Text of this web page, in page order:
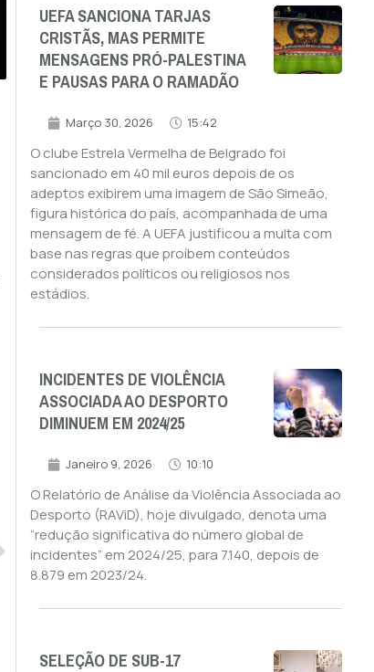
UEFA SANCIONA TARJAS
CRISTÃS, MAS PERMITE
MENSAGENS PRÓ-PALESTINA
E PAUSAS PARA O RAMADÃO
Março 30, 2026 15:42
O clube Estrela Vermelha de Belgrado foi
sancionado em 40 mil euros depois de os
adeptos exibirem uma imagem de São Simeão,
figura histórica do país, acompanhada de uma
mensagem de fé. A UEFA justificou a multa com
base nas regras que proíbem conteúdos
considerados políticos ou religiosos nos
estádios.
INCIDENTES DE VIOLÊNCIA
ASSOCIADA AO DESPORTO
DIMINUEM EM 2024/25
Janeiro 9, 2026 10:10
O Relatório de Análise da Violência Associada ao
Desporto (RAViD), hoje divulgado, denota uma
“redução significativa do número global de
incidentes” em 2024/25, para 7.140, depois de
8.879 em 2023/24.
SELEÇÃO DE SUB-17